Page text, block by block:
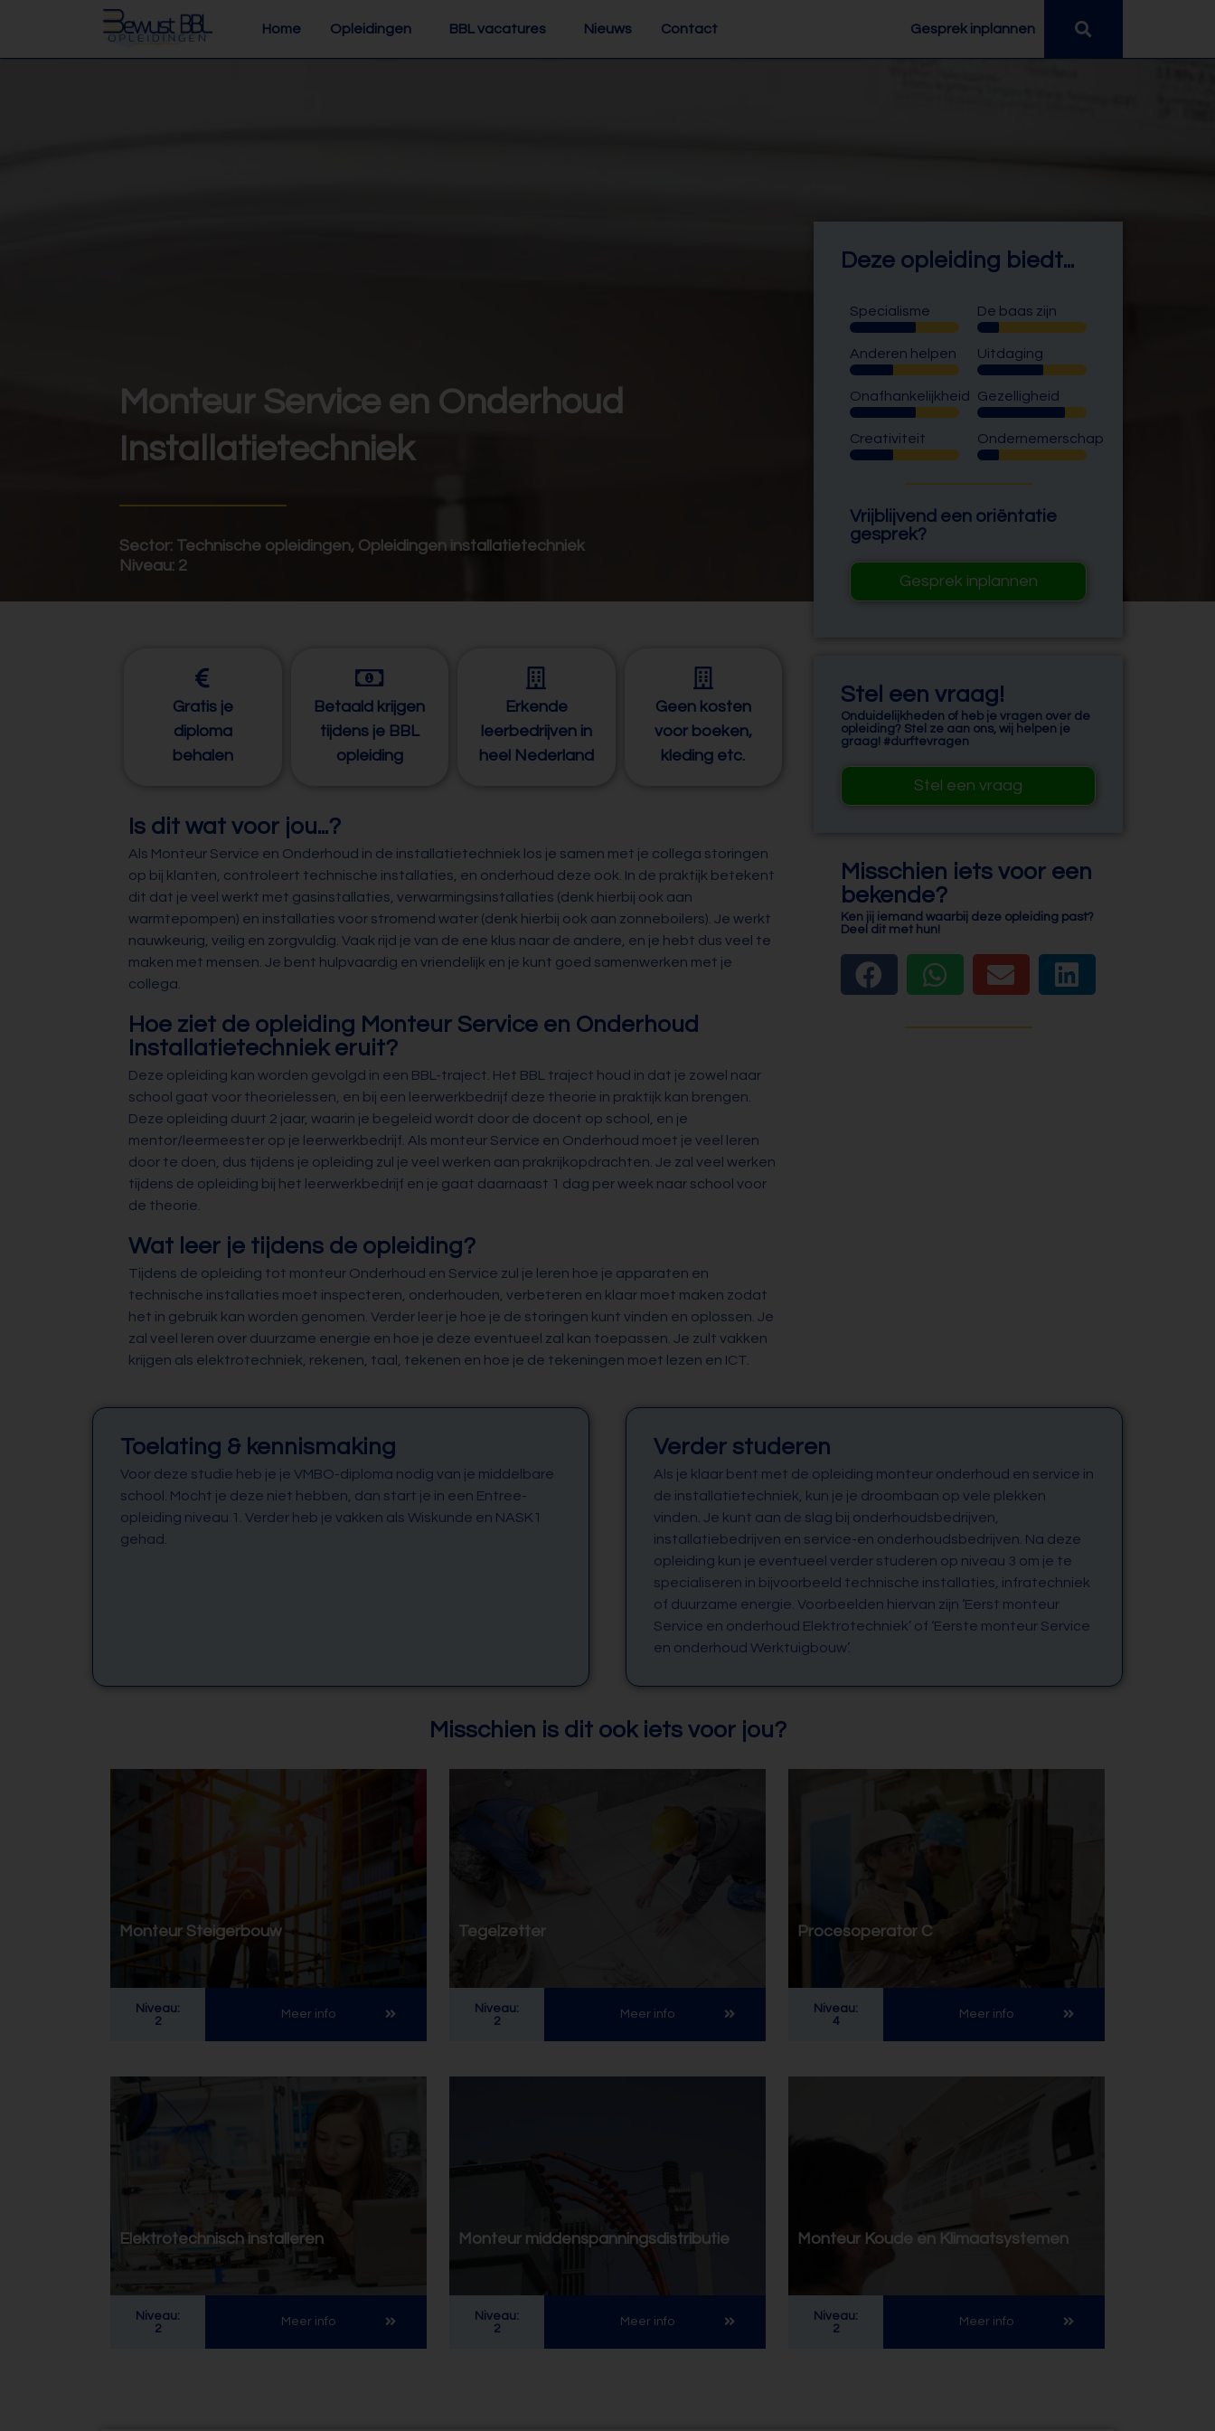
Home Opleidingen BBL vacatures Nieuws Contact Gesprek inplannen
Monteur Service en Onderhoud
Installatietechniek
Sector: Technische opleidingen, Opleidingen installatietechniek
Niveau: 2
Deze opleiding biedt...
Specialisme De baas zijn
Anderen helpen Uitdaging
Onafhankelijkheid Gezelligheid
Creativiteit Ondernemerschap
Vrijblijvend een oriëntatie
gesprek?
Gesprek inplannen
Gratis je
diploma
behalen
Betaald krijgen
tijdens je BBL
opleiding
Erkende
leerbedrijven in
heel Nederland
Geen kosten
voor boeken,
kleding etc.
Stel een vraag!
Onduidelijkheden of heb je vragen over de
opleiding? Stel ze aan ons, wij helpen je
graag! #durftevragen
Stel een vraag
Is dit wat voor jou...?
Als Monteur Service en Onderhoud in de installatietechniek los je samen met je collega storingen
op bij klanten, controleert technische installaties, en onderhoud deze ook. In de praktijk betekent
dit dat je veel werkt met gasinstallaties, verwarmingsinstallaties (denk hierbij ook aan
warmtepompen) en installaties voor stromend water (denk hierbij ook aan zonneboilers). Je werkt
nauwkeurig, veilig en zorgvuldig. Vaak rijd je van de ene klus naar de andere, en je hebt dus veel te
maken met mensen. Je bent hulpvaardig en vriendelijk en je kunt goed samenwerken met je
collega.
Hoe ziet de opleiding Monteur Service en Onderhoud
Installatietechniek eruit?
Deze opleiding kan worden gevolgd in een BBL-traject. Het BBL traject houd in dat je zowel naar
school gaat voor theorielessen, en bij een leerwerkbedrijf deze theorie in praktijk kan brengen.
Deze opleiding duurt 2 jaar, waarin je begeleid wordt door de docent op school, en je
mentor/leermeester op je leerwerkbedrijf. Als monteur Service en Onderhoud moet je veel leren
door te doen, dus tijdens je opleiding zul je veel werken aan prakrijkopdrachten. Je zal veel werken
tijdens de opleiding bij het leerwerkbedrijf en je gaat daarnaast 1 dag per week naar school voor
de theorie.
Wat leer je tijdens de opleiding?
Tijdens de opleiding tot monteur Onderhoud en Service zul je leren hoe je apparaten en
technische installaties moet inspecteren, onderhouden, verbeteren en klaar moet maken zodat
het in gebruik kan worden genomen. Verder leer je hoe je de storingen kunt vinden en oplossen. Je
zal veel leren over duurzame energie en hoe je deze eventueel zal kan toepassen. Je zult vakken
krijgen als elektrotechniek, rekenen, taal, tekenen en hoe je de tekeningen moet lezen en ICT.
Misschien iets voor een
bekende?
Ken jij iemand waarbij deze opleiding past?
Deel dit met hun!
Toelating & kennismaking
Voor deze studie heb je je VMBO-diploma nodig van je middelbare
school. Mocht je deze niet hebben, dan start je in een Entree-
opleiding niveau 1. Verder heb je vakken als Wiskunde en NASK1
gehad.
Verder studeren
Als je klaar bent met de opleiding monteur onderhoud en service in
de installatietechniek, kun je je droombaan op vele plekken
vinden. Je kunt aan de slag bij onderhoudsbedrijven,
installatiebedrijven en service-en onderhoudsbedrijven. Na deze
opleiding kun je eventueel verder studeren op niveau 3 om je te
specialiseren in bijvoorbeeld technische installaties, infratechniek
of duurzame energie. Voorbeelden hiervan zijn ‘Eerst monteur
Service en onderhoud Elektrotechniek’ of ‘Eerste monteur Service
en onderhoud Werktuigbouw’.
Misschien is dit ook iets voor jou?
Monteur Steigerbouw
Niveau:
2
Meer info
Tegelzetter
Niveau:
2
Meer info
Procesoperator C
Niveau:
4
Meer info
Elektrotechnisch installeren
Niveau:
2
Meer info
Monteur middenspanningsdistributie
Niveau:
2
Meer info
Monteur Koude en Klimaatsystemen
Niveau:
2
Meer info